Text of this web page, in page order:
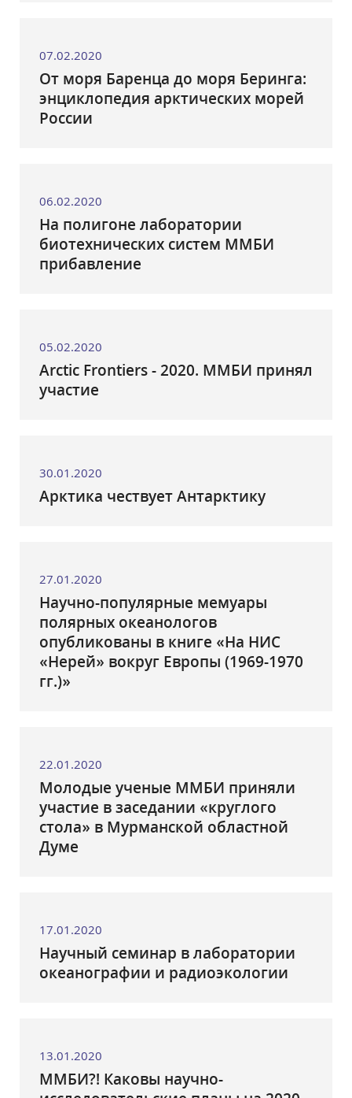
07.02.2020
От моря Баренца до моря Беринга:
энциклопедия арктических морей
России
06.02.2020
На полигоне лаборатории
биотехнических систем ММБИ
прибавление
05.02.2020
Arctic Frontiers - 2020. ММБИ принял
участие
30.01.2020
Арктика чествует Антарктику
27.01.2020
Научно-популярные мемуары
полярных океанологов
опубликованы в книге «На НИС
«Нерей» вокруг Европы (1969-1970
гг.)»
22.01.2020
Молодые ученые ММБИ приняли
участие в заседании «круглого
стола» в Мурманской областной
Думе
17.01.2020
Научный семинар в лаборатории
океанографии и радиоэкологии
13.01.2020
ММБИ?! Каковы научно-